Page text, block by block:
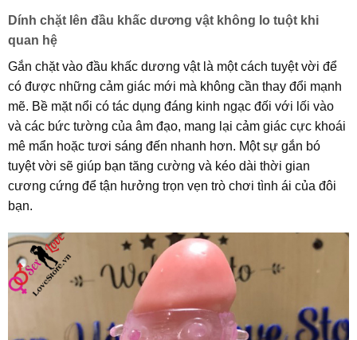
Dính chặt lên đầu khấc dương vật không lo tuột khi
quan hệ
Gắn chặt vào đầu khấc dương vật là một cách tuyệt vời để
có được những cảm giác mới mà không cần thay đổi mạnh
mẽ. Bề mặt nổi có tác dụng đáng kinh ngạc đối với lối vào
và các bức tường của âm đạo, mang lại cảm giác cực khoái
mê mẩn hoặc tươi sáng đến nhanh hơn. Một sự gắn bó
tuyệt vời sẽ giúp bạn tăng cường và kéo dài thời gian
cương cứng để tận hưởng trọn vẹn trò chơi tình ái của đôi
bạn.